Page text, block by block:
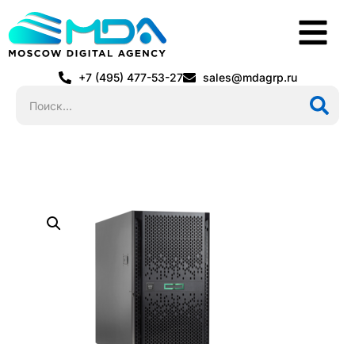
+7 (495) 477-53-27 sales@mdagrp.ru